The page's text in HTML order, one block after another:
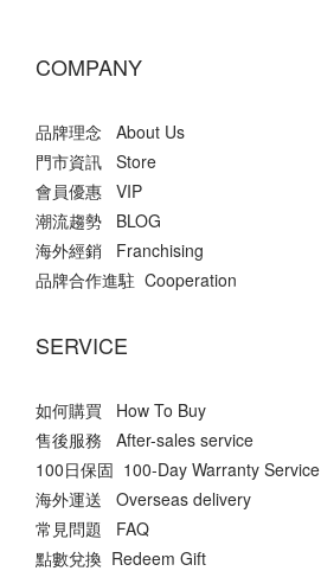
COMPANY
品牌理念 About Us
門市資訊 Store
會員優惠 VIP
潮流趨勢 BLOG
海外經銷 Franchising
品牌合作進駐 Cooperation
SERVICE
如何購買 How To Buy
售後服務 After-sales service
100日保固 100-Day Warranty Service
海外運送 Overseas delivery
常見問題 FAQ
點數兌換 Redeem Gift